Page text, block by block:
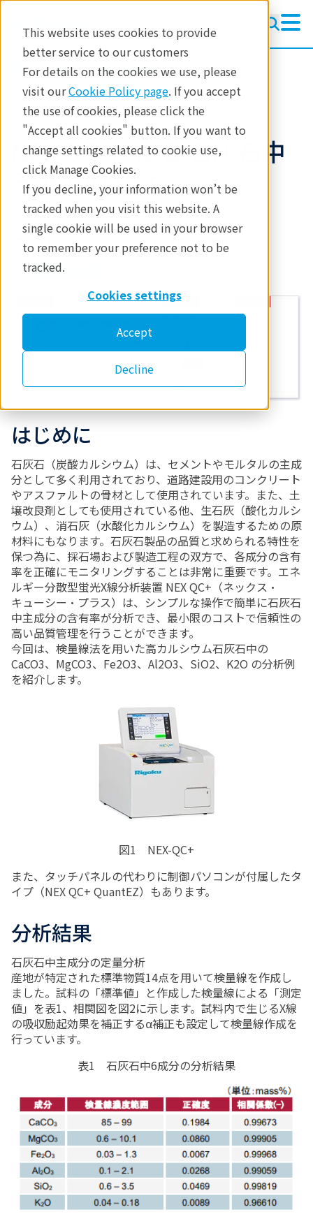
This website uses cookies to provide
better service to our customers
For details on the cookies we use, please
visit ourCookie Policy page. If you accept
the use of cookies, please click the
"Accept all cookies" button. If you want to
change settings related to cookie use,
click Manage Cookies.
If you decline, your information won’t be
tracked when you visit this website. A
single cookie will be used in your browser
to remember your preference not to be
tracked.
Cookies settings
Accept
Decline
製品
蛍光X線分析
エネルギー分散型蛍光X線分析
アプリケーションノート
NEX QC+による 石灰石中
主成分の分析
アプリケーションノート XRF3050
はじめに
石灰石（炭酸カルシウム）は、セメントやモルタルの主成
分として多く利用されており、道路建設用のコンクリート
やアスファルトの骨材として使用されています。また、土
壌改良剤としても使用されている他、生石灰（酸化カルシ
ウム）、消石灰（水酸化カルシウム）を製造するための原
材料にもなります。石灰石製品の品質と求められる特性を
保つ為に、採石場および製造工程の双方で、各成分の含有
率を正確にモニタリングすることは非常に重要です。エネ
ルギー分散型蛍光X線分析装置 NEX QC+（ネックス・
キューシー・プラス）は、シンプルな操作で簡単に石灰石
中主成分の含有率が分析でき、最小限のコストで信頼性の
高い品質管理を行うことができます。
今回は、検量線法を用いた高カルシウム石灰石中の
CaCO3、MgCO3、Fe2O3、Al2O3、SiO2、K2O の分析例
を紹介します。
図1 NEX-QC+
また、タッチパネルの代わりに制御パソコンが付属したタ
イプ（NEX QC+ QuantEZ）もあります。
分析結果
石灰石中主成分の定量分析
産地が特定された標準物質14点を用いて検量線を作成し
ました。試料の「標準値」と作成した検量線による「測定
値」を表1、相関図を図2に示します。試料内で生じるX線
の吸収励起効果を補正するα補正も設定して検量線作成を
行っています。
表1 石灰石中6成分の分析結果